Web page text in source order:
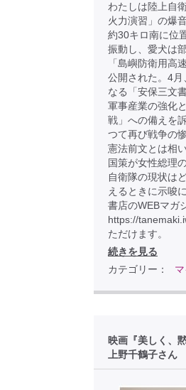
わたしは陸上自
火力演習」の爆
約30キロ南に位
振動し、愛犬は
「島嶼防衛用高
公開された。4月
なる「安保三文
軍事産業の強化
戦」への備えを
つて再び戦争の
憲法前文とは相
国策が女性総理
自衛隊の現状は
えるときに示唆
書店のWEBマガ
https://
ただけます。
続きを見る
カテゴリー：
映画『美しく、
上野千鶴子さん